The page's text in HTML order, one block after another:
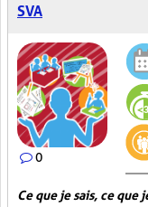
SVA
0
Ce que je sais, ce que